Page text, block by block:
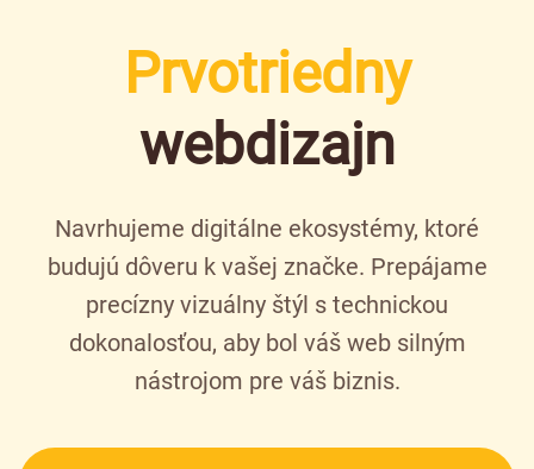
Prvotriedny
webdizajn
Navrhujeme digitálne ekosystémy, ktoré
budujú dôveru k vašej značke. Prepájame
precízny vizuálny štýl s technickou
dokonalosťou, aby bol váš web silným
nástrojom pre váš biznis.